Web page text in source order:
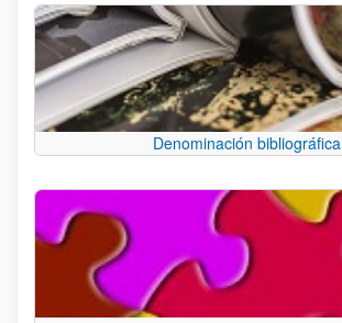
Denominación bibliográfica